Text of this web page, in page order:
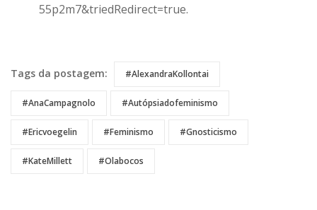
55p2m7&triedRedirect=true.
Tags da postagem: #AlexandraKollontai
#AnaCampagnolo #Autópsiadofeminismo
#Ericvoegelin #feminismo #Gnosticismo
#KateMillett #Olabocos